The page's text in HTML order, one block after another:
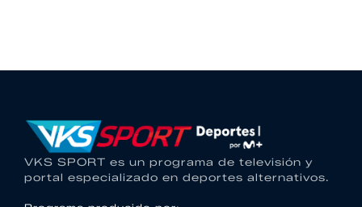
VKS SPORT es un programa de televisión y
portal especializado en deportes alternativos.